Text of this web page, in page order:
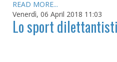
READ MORE...
Venerdì, 06 April 2018 11:03
Lo sport